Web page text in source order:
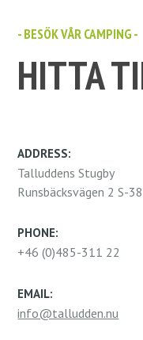
- BESÖK VÅR CAMPING -
HITTA
ADDRESS:
Talluddens Stugby
Runsbäcksvägen 2 S-
PHONE:
+46 (0)485-311 22
EMAIL:
info@talludden.nu